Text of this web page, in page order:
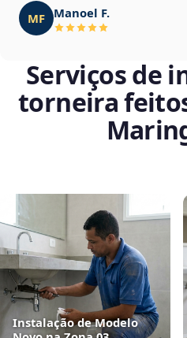
MF Manoel F.
Serviços de
torneira
Instalação de Modelo